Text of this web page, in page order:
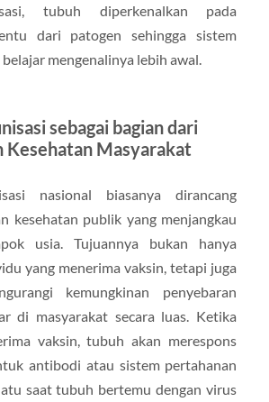
tubuh diperkenalkan pada
dari patogen sehingga sistem
mengenalinya lebih awal.
sebagai bagian dari
Kesehatan Masyarakat
nasional biasanya dirancang
kesehatan publik yang menjangkau
usia. Tujuannya bukan hanya
yang menerima vaksin, tetapi juga
kemungkinan penyebaran
di masyarakat secara luas. Ketika
vaksin, tubuh akan merespons
antibodi atau sistem pertahanan
saat tubuh bertemu dengan virus